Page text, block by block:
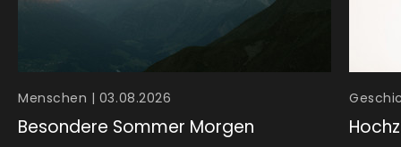
Menschen | 03.08.2026
Besondere Sommer Morgen